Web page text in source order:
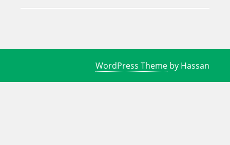
WordPress Theme by Hassan